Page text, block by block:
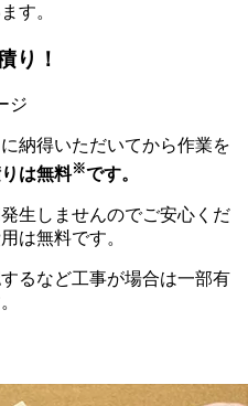
す。
り！
納得いただいてから作業を
は無料※です。
生しませんのでご安心くだ
は無料です。
るなど工事が場合は一部有